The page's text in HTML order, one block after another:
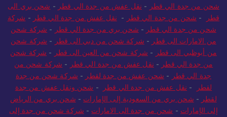
شحن من جدة الي قطر - نقل عفش من جدة الي قطر - شحن بري الى
قطر
- شحن من جدة الي قطر - نقل عفش من جدة الي قطر - شركة
شحن من جدة الي قطر - شحن بري من جدة الي قطر - شركة شحن
من الامارات الى قطر - شركة شحن من دبي الى قطر - شركة شحن
من أبوظبي الى قطر - شركة شحن من العين الى قطر - شركة شحن
من جدة الي قطر - نقل عفش من جدة الي قطر - شركة شحن من
جدة الي قطر - شحن عفش من جدة لقطر - شركة شحن من جدة
لقطر
- نقل عفش من جدة الي قطر - شحن ونقل عفش من جدة
لقطر - شحن بري من السعودية إلى الإمارات - شحن بري من الرياض
إلى الإمارات - شحن من جدة الى الامارات - شركة شحن من جدة إلى